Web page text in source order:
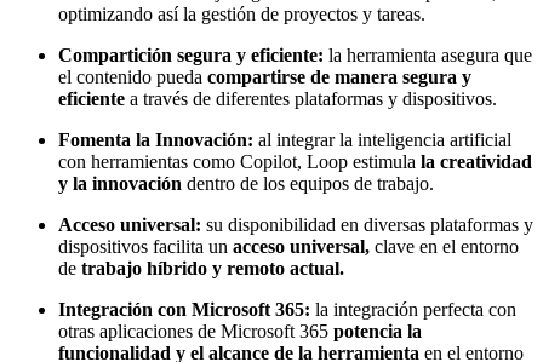
optimizando así la gestión de proyectos y tareas.
Compartición segura y eficiente: la herramienta asegura que
el contenido pueda compartirse de manera segura y
eficiente a través de diferentes plataformas y dispositivos.
Fomenta la Innovación: al integrar la inteligencia artificial
con herramientas como Copilot, Loop estimula la creatividad
y la innovación dentro de los equipos de trabajo.
Acceso universal: su disponibilidad en diversas plataformas y
dispositivos facilita un acceso universal, clave en el entorno
de trabajo híbrido y remoto actual.
Integración con Microsoft 365: la integración perfecta con
otras aplicaciones de Microsoft 365 potencia la
funcionalidad y el alcance de la herramienta en el entorno